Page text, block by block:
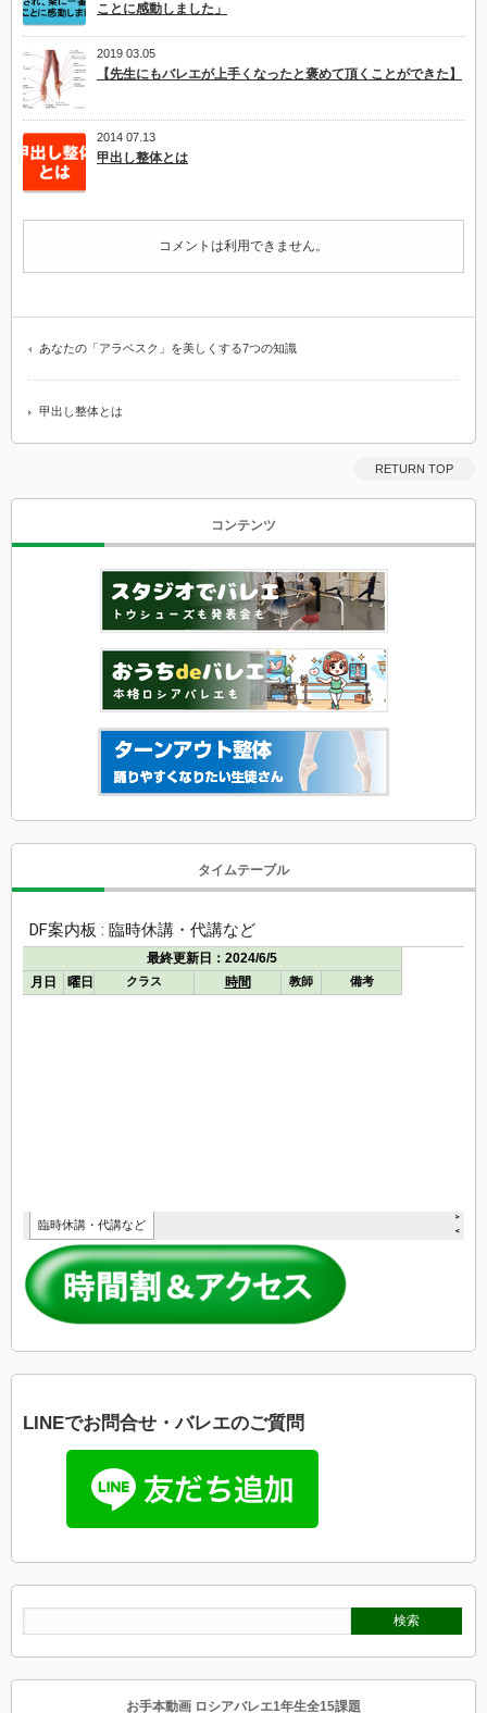
ことに感動しました」
2019 03.05
【先生にもバレエが上手くなったと褒めて頂くことができた】
2014 07.13
甲出し整体とは
コメントは利用できません。
あなたの「アラベスク」を美しくする7つの知識
甲出し整体とは
RETURN TOP
コンテンツ
タイムテーブル
LINEでお問合せ・バレエのご質問
お手本動画 ロシアバレエ1年生全15課題